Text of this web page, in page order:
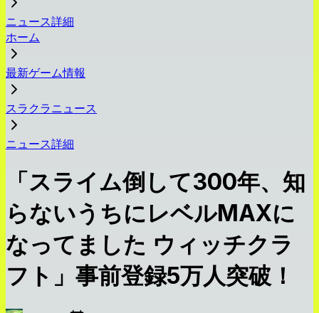
ニュース詳細
ホーム
最新ゲーム情報
スラクラニュース
ニュース詳細
「スライム倒して300年、知
らないうちにレベルMAXに
なってました ウィッチクラ
フト」事前登録5万人突破！